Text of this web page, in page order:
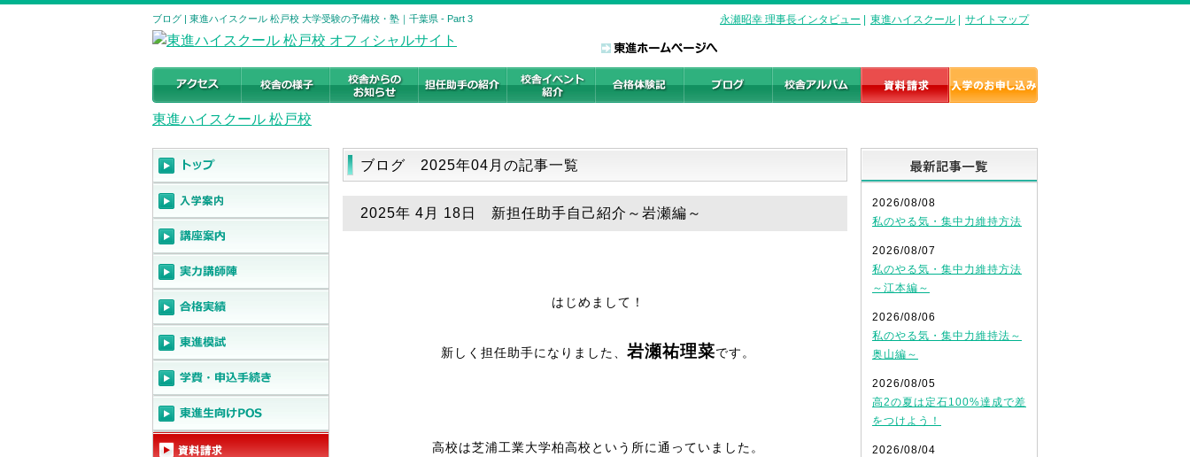
ブログ | 東進ハイスクール 松戸校 大学受験の予備校・塾｜千葉県 - Part 3 永瀬昭幸 理事長インタビュー 東進ハイスクール サイトマップ
東進ハイスクール 松戸校
ブログ 2025年04月の記事一覧
2025年 4月 18日 新担任助手自己紹介～岩瀬編～
はじめまして！
新しく担任助手になりました、 岩瀬祐理菜です。
高校は芝浦工業大学柏高校という所に通っていました。
2026/08/08
私のやる気・集中力維持方法
2026/08/07
私のやる気・集中力維持方法
～江本編～
2026/08/06
私のやる気・集中力維持法～
奥山編～
2026/08/05
高2の夏は定石100%達成で差
をつけよう！
2026/08/04